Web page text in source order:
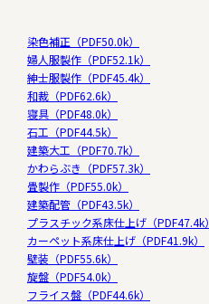
染色補正（PDF50.0k）
婦人服製作（PDF52.1k）
紳士服製作（PDF45.4k）
和裁（PDF62.6k）
寝具（PDF48.0k）
石工（PDF44.5k）
建築大工（PDF70.7k）
かわらぶき（PDF57.3k）
畳製作（PDF55.0k）
建築配管（PDF43.5k）
プラスチック系床仕上げ（PDF47.4k）
カーペット系床仕上げ（PDF41.9k）
壁装（PDF55.6k）
旋盤（PDF54.0k）
フライス盤（PDF44.6k）